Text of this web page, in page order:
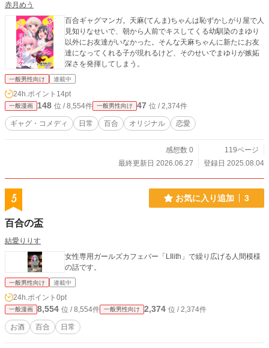
赤月めう
百合ギャグマンガ。天麻(てんま)ちゃんは恥ずかしがり屋で人
見知りなせいで、朝から人前でキスしてくる幼馴染のまゆり
以外にお友達がいなかった。そんな天麻ちゃんに新たにお友
達になってくれる子が現れるけど、そのせいでまゆりが嫉妬
深さを発揮してしまう。
一般男性向け 連載中
24h.ポイント 14pt
一般漫画 148 位 / 8,554件 一般男性向け 47 位 / 2,374件
ギャグ・コメディ 日常 百合 オリジナル 恋愛
感想数 0
119ページ
最終更新日 2026.06.27
登録日 2025.08.04
5 お気に入り追加 3
百合の盃
結愛りりす
女性専用ガールズカフェバー「LIlith」で繰り広げる人間模様
の話です。
一般男性向け 連載中
24h.ポイント 0pt
一般漫画 8,554 位 / 8,554件 一般男性向け 2,374 位 / 2,374件
お酒 百合 日常